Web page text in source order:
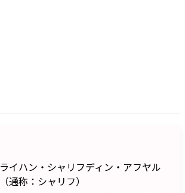
ライハン・シャリフディン・アフヤル
（通称：シャリフ）